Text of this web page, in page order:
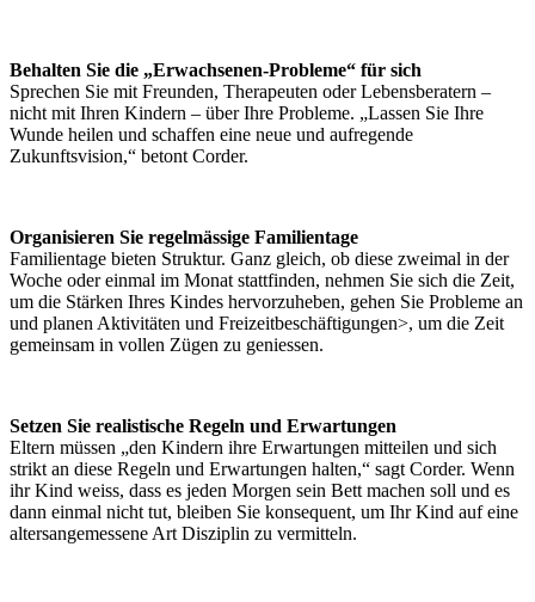
Behalten Sie die „Erwachsenen-Probleme“ für sich
Sprechen Sie mit Freunden, Therapeuten oder Lebensberatern –
nicht mit Ihren Kindern – über Ihre Probleme. „Lassen Sie Ihre
Wunde heilen und schaffen eine neue und aufregende
Zukunftsvision,“ betont Corder.
Organisieren Sie regelmässige Familientage
Familientage bieten Struktur. Ganz gleich, ob diese zweimal in der
Woche oder einmal im Monat stattfinden, nehmen Sie sich die Zeit,
um die Stärken Ihres Kindes hervorzuheben, gehen Sie Probleme an
und planen Aktivitäten und Freizeitbeschäftigungen>, um die Zeit
gemeinsam in vollen Zügen zu geniessen.
Setzen Sie realistische Regeln und Erwartungen
Eltern müssen „den Kindern ihre Erwartungen mitteilen und sich
strikt an diese Regeln und Erwartungen halten,“ sagt Corder. Wenn
ihr Kind weiss, dass es jeden Morgen sein Bett machen soll und es
dann einmal nicht tut, bleiben Sie konsequent, um Ihr Kind auf eine
altersangemessene Art Disziplin zu vermitteln.